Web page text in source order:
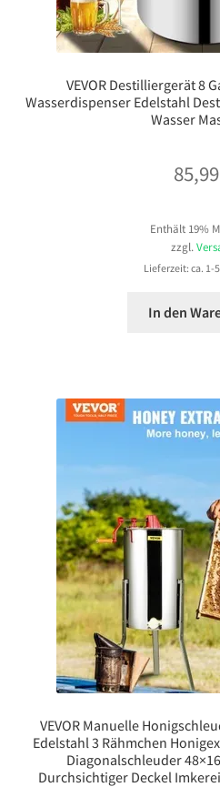
VEVOR Destilliergerät 8
Wasserdispenser Edelstahl
Wasser
85,99
Enthält 19%
zzgl.
Lieferzeit: ca. 1-
In den
VEVOR Manuelle
Edelstahl 3 Rähmchen
Diagonalschleuder
Durchsichtiger Deckel